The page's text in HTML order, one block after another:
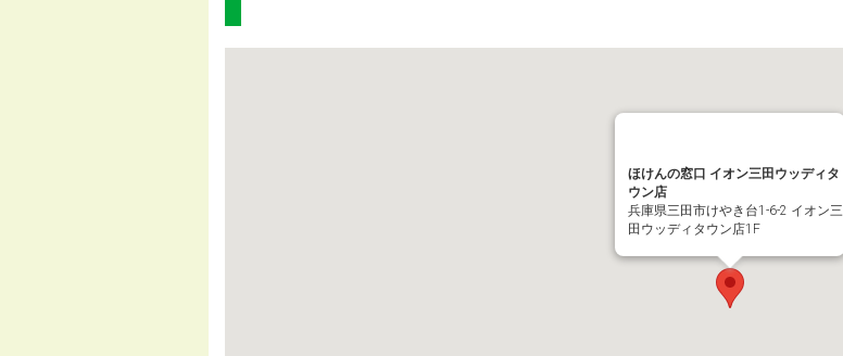
ほけんの窓口 イオン三田ウッディタ
ウン店
兵庫県三田市けやき台1-6-2 イオン三
田ウッディタウン店1F